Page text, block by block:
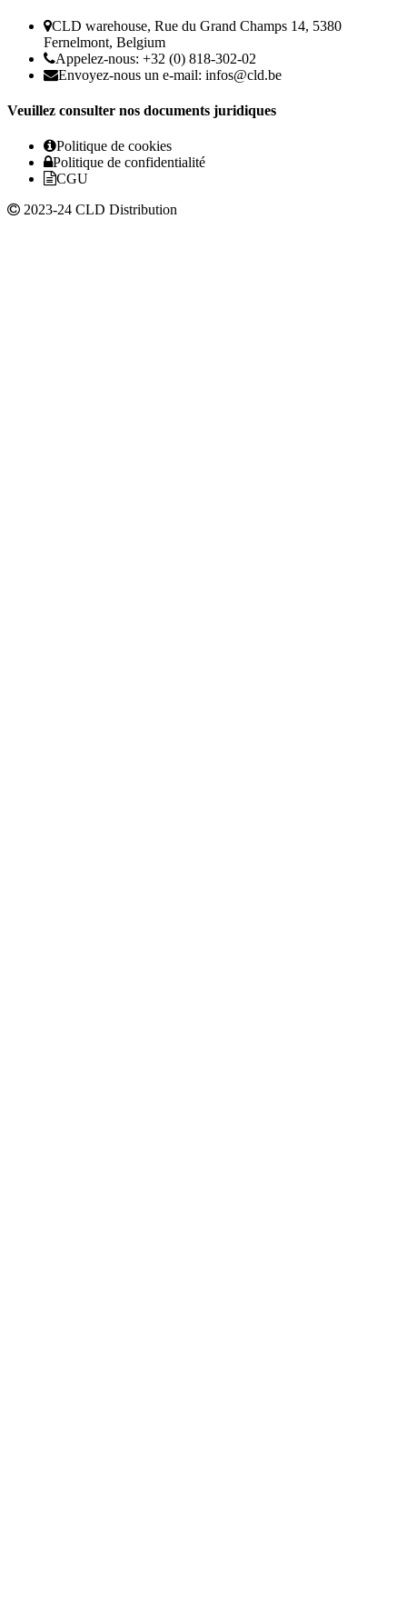
CLD warehouse, Rue du Grand Champs 14, 5380
Fernelmont, Belgium
Appelez-nous: +32 (0) 818-302-02
Envoyez-nous un e-mail: infos@cld.be
Veuillez consulter nos documents juridiques
Politique de cookies
Politique de confidentialité
CGU
2023-24 CLD Distribution